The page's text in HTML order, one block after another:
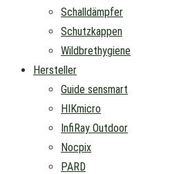
Schalldämpfer
Schutzkappen
Wildbrethygiene
Hersteller
Guide sensmart
HIKmicro
InfiRay Outdoor
Nocpix
PARD